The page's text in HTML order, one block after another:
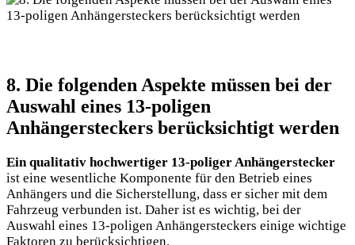
8. Die folgenden Aspekte müssen bei der
Auswahl eines 13-poligen
Anhängersteckers berücksichtigt werden
Ein qualitativ hochwertiger 13-poliger Anhängerstecker
ist eine wesentliche Komponente für den Betrieb eines
Anhängers und die Sicherstellung, dass er sicher mit dem
Fahrzeug verbunden ist. Daher ist es wichtig, bei der
Auswahl eines 13-poligen Anhängersteckers einige wichtige
Faktoren zu berücksichtigen.